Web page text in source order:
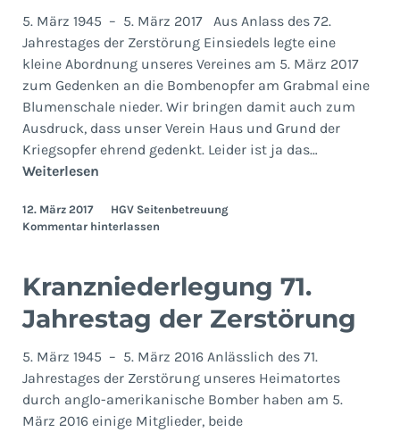
5. März 1945 – 5. März 2017 Aus Anlass des 72.
Jahrestages der Zerstörung Einsiedels legte eine
kleine Abordnung unseres Vereines am 5. März 2017
zum Gedenken an die Bombenopfer am Grabmal eine
Blumenschale nieder. Wir bringen damit auch zum
Ausdruck, dass unser Verein Haus und Grund der
Kriegsopfer ehrend gedenkt. Leider ist ja das…
WeiterlesenKranzniederlegung
Jahrestag
der
12. März 2017
HGV Seitenbetreuung
Kommentar hinterlassen
Kranzniederlegung 71.
Jahrestag der Zerstörung
5. März 1945 – 5. März 2016 Anlässlich des 71.
Jahrestages der Zerstörung unseres Heimatortes
durch anglo-amerikanische Bomber haben am 5.
März 2016 einige Mitglieder, beide